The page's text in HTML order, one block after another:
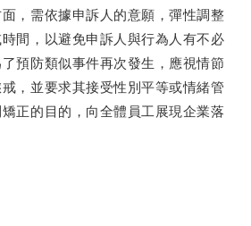
，需依據申訴人的意願，彈性調整
間，以避免申訴人與行為人有不必
預防類似事件再次發生，應視情節
，並要求其接受性別平等或情緒管
正的目的，向全體員工展現企業落